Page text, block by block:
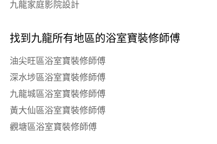
九龍家庭影院設計
找到九龍所有地區的浴室寶裝修師傅
油尖旺區浴室寶裝修師傅
深水埗區浴室寶裝修師傅
九龍城區浴室寶裝修師傅
黃大仙區浴室寶裝修師傅
觀塘區浴室寶裝修師傅